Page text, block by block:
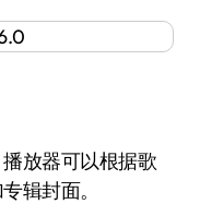
放器可以根据歌
辑封面。